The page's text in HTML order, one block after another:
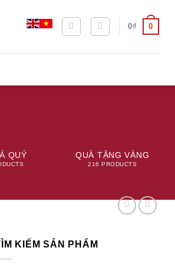
0₫ 0
QUÝ QUÀ TẶNG VÀNG
216 PRODUCTS
KIẾM SẢN PHẨM